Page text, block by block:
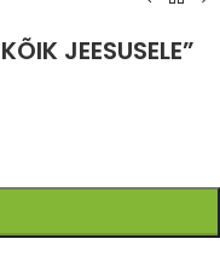
JEESUSELE”